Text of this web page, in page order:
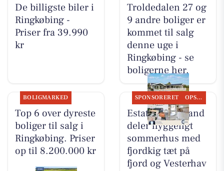
De billigste biler i
Ringkøbing -
Priser fra 39.990
kr
Troldedalen 27 og
9 andre boliger er
kommet til salg
denne uge i
Ringkøbing - se
boligerne her.
BOLIGMARKED
Top 6 over dyreste
boliger til salg i
Ringkøbing. Priser
op til 8.200.000 kr
SPONSORERET OPSLAGSTAVLEN
Estate Vestjylland
deler hyggeligt
sommerhus med
fjordkig tæt på
fjord og Vesterhav